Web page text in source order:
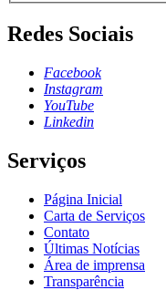
Redes Sociais
Facebook
Instagram
YouTube
Linkedin
Serviços
Página Inicial
Carta de Serviços
Contato
Últimas Notícias
Área de imprensa
Transparência